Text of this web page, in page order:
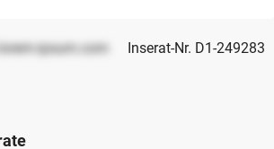
ipsum.com Inserat-Nr. D1-249283